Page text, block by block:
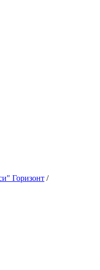
Горизонт /